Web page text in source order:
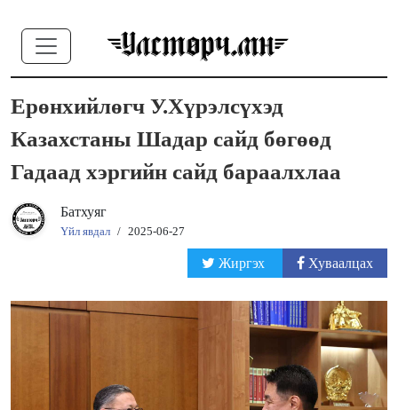
Ерөнхийлөгч У.Хүрэлсүхэд
Казахстаны Шадар сайд бөгөөд
Гадаад хэргийн сайд бараалхлаа
Батхуяг
Үйл явдал / 2025-06-27
Жиргэх Хуваалцах